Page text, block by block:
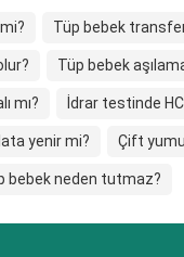
Tüp bebek
Tüp bebek
mı? İdrar testinde
yenir mi? Çift
bebek neden tutmaz?